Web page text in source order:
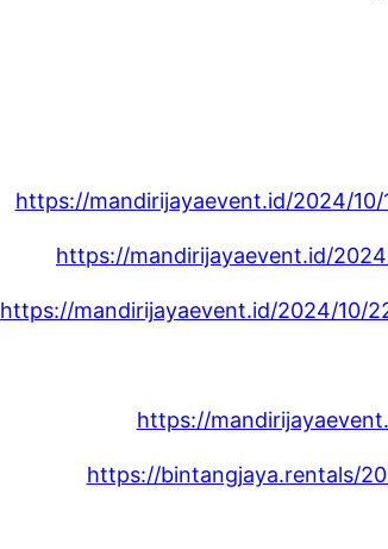
https://mandirijayaevent.id/2024/
https://mandirijayaevent.id/
https://mandirijayaevent.id/2024/10/
https://
https://bintangjaya.rentals/